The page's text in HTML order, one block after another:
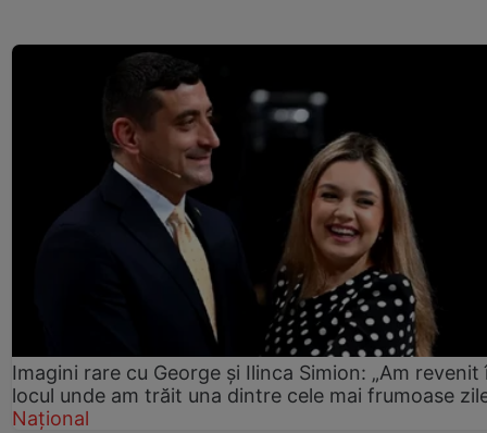
Imagini rare cu George și Ilinca Simion: „Am revenit
locul unde am trăit una dintre cele mai frumoase
Național